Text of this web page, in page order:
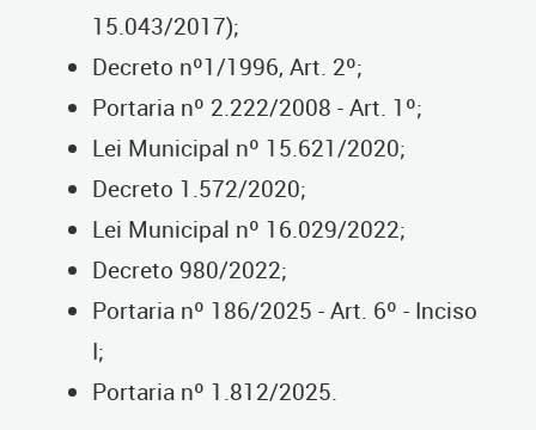
15.043/2017);
Decreto nº1/1996, Art. 2º;
Portaria nº 2.222/2008 - Art. 1º;
Lei Municipal nº 15.621/2020;
Decreto 1.572/2020;
Lei Municipal nº 16.029/2022;
Decreto 980/2022;
Portaria nº 186/2025 - Art. 6º - Inciso
I;
Portaria nº 1.812/2025.